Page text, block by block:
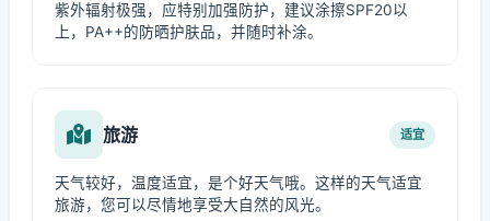
紫外辐射极强，应特别加强防护，建议涂擦SPF20以
上，PA++的防晒护肤品，并随时补涂。
旅游 适宜
天气较好，温度适宜，是个好天气哦。这样的天气适宜
旅游，您可以尽情地享受大自然的风光。